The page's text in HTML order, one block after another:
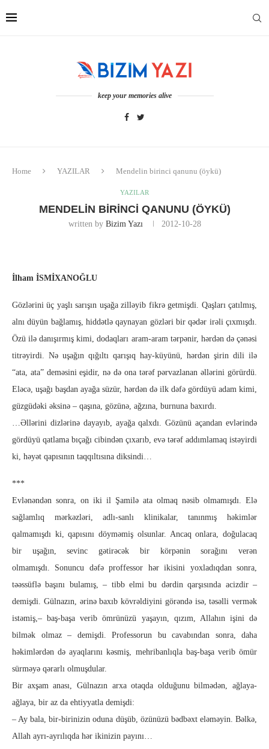
keep your memories alive
Home YAZILAR Mendelin birinci qanunu (öykü)
YAZILAR
MENDELIN BIRINCI QANUNU (ÖYKÜ)
written by Bizim Yazı 2012-10-28
İlham İSMİXANOĞLU
Gözlərini üç yaşlı sarışın uşağa zilləyib fikrə getmişdi. Qaşları çatılmış,
alnı düyün bağlamış, hiddətlə qaynayan gözləri bir qədər irəli çıxmışdı.
Özü ilə danışırmış kimi, dodaqları aram-aram tərpənir, hərdən də çənəsi
titrəyirdi. Nə uşağın qığıltı qarışıq hay-küyünü, hərdən şirin dili ilə
“ata, ata” deməsini eşidir, nə də ona tərəf pərvazlanan əllərini görürdü.
Eləcə, uşağı başdan ayağa süzür, hərdən də ilk dəfə gördüyü adam kimi,
güzgüdəki əksinə – qaşına, gözünə, ağzına, burnuna baxırdı.
…Əllərini dizlərinə dayayıb, ayağa qalxdı. Gözünü açandan evlərində
gördüyü qatlama bıçağı cibindən çıxarıb, evə tərəf addımlamaq istəyirdi
ki, həyət qapısının taqqıltısına diksindi…
***
Evlənəndən sonra, on iki il Şamilə ata olmaq nəsib olmamışdı. Elə
sağlamlıq mərkəzləri, adlı-sanlı klinikalar, tanınmış həkimlər
qalmamışdı ki, qapısını döyməmiş olsunlar. Ancaq onlara, doğulacaq
bir uşağın, sevinc gətirəcək bir körpənin sorağını verən
olmamışdı. Sonuncu dəfə proffessor hər ikisini yoxladıqdan sonra,
təəssüflə başını bulamış, – tibb elmi bu dərdin qarşısında acizdir –
demişdi. Gülnazın, ərinə baxıb kövrəldiyini görəndə isə, təsəlli vermək
istəmiş,– baş-başa verib ömrünüzü yaşayın, qızım, Allahın işini də
bilmək olmaz – demişdi. Professorun bu cavabından sonra, daha
həkimlərdən də ayaqlarını kəsmiş, mehribanlıqla baş-başa verib ömür
sürməyə qərarlı olmuşdular.
Bir axşam anası, Gülnazın arxa otaqda olduğunu bilmədən, ağlaya-
ağlaya, bir az da ehtiyyatla demişdi:
– Ay bala, bir-birinizin oduna düşüb, özünüzü bədbəxt eləməyin. Bəlkə,
Allah ayrı-ayrılıqda hər ikinizin payını…